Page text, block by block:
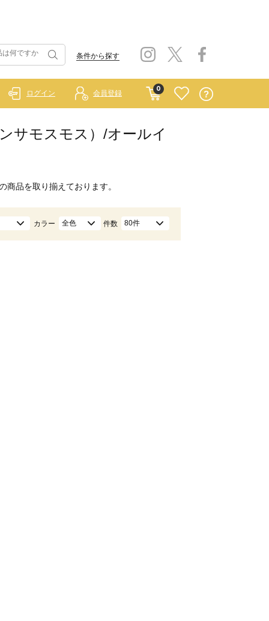
条件から探す
0
ログイン 会員登録
サモスモス）/オールイ
商品を取り揃えております。
カラー 全色 件数 80件